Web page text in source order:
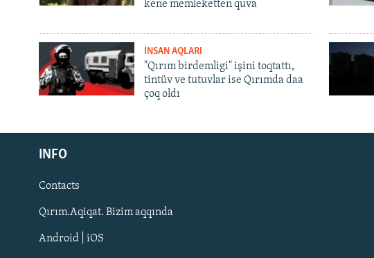
Русский
Українською
QOŞULIÑIZ!
kene memleketten quva
İNSAN AQLARI
"Qırım birdemligi" işini toqtattı,
tintüv ve tutuvlar ise Qırımda daa
çoq oldı
INFO
Contacts
Qırım.Aqiqat. Bizim aqqında
Android | iOS